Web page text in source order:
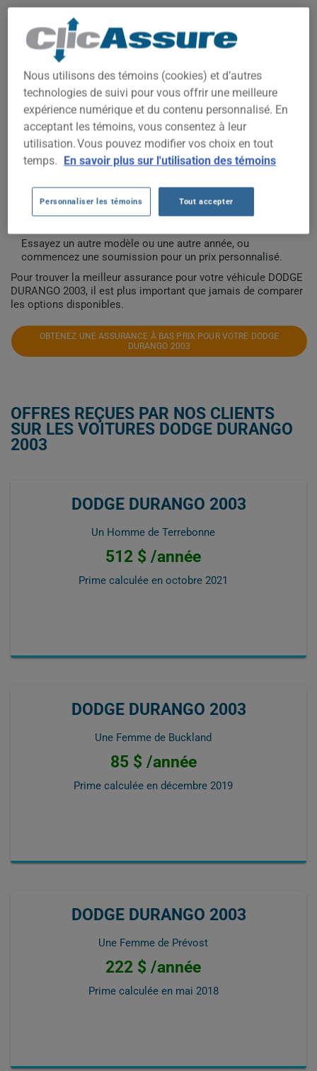
2003
Villes
TOUTES LES VILLES
COÛTS D'ASSURANCE AUTO
DODGE DURANGO 2003.
Nous n'avons pas encore suffisamment de données
Essayez un autre modèle ou une autre année, ou
commencez une soumission pour un prix personnalisé.
Pour trouver la meilleur assurance pour votre véhicule DODGE
DURANGO 2003, il est plus important que jamais de comparer
les options disponibles.
OBTENEZ UNE ASSURANCE À BAS PRIX POUR VOTRE DODGE
DURANGO 2003
OFFRES REÇUES PAR NOS CLIENTS
SUR LES VOITURES DODGE DURANGO
2003
DODGE DURANGO 2003
Un Homme de Terrebonne
512 $ /année
Prime calculée en octobre 2021
DODGE DURANGO 2003
Une Femme de Buckland
85 $ /année
Prime calculée en décembre 2019
DODGE DURANGO 2003
Une Femme de Prévost
222 $ /année
Prime calculée en mai 2018
Nous utilisons des témoins (cookies) et d’autres
technologies de suivi pour vous offrir une meilleure
expérience numérique et du contenu personnalisé. En
acceptant les témoins, vous consentez à leur
utilisation. Vous pouvez modifier vos choix en tout
temps. En savoir plus sur l'utilisation des témoins
Personnaliser les témoins Tout accepter